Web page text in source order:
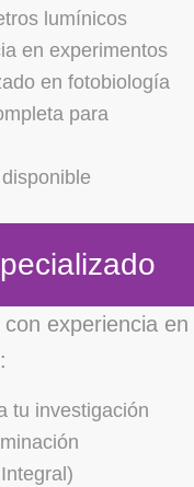
lumínicos
en experimentos
en fotobiología
para
experiencia en
tu investigación